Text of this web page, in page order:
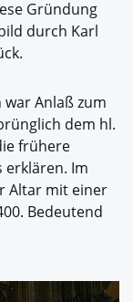
Gründung
durch Karl
Anlaß zum
dem hl.
frühere
Im
Altar mit einer
Bedeutend